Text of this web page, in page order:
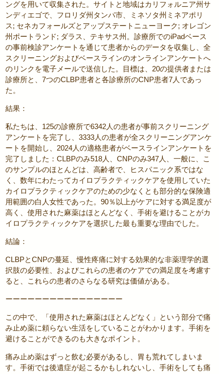
ングを用いて収集された。サイトと地域はカリフォルニア州サ
ンディエゴで、フロリダ州タンパ市、ミネソタ州ミネアポリ
ス; セネカフォールズとアップステートニューヨーク; オレゴン
州ポートランド; ダラス、テキサス州。診療所でのiPadベース
の事前検診アンケートを通じて患者からのデータを収集し、全
スクリーニングおよびベースラインのオンラインアンケートへ
のリンクを電子メールで送信した。目標は、20の提供者または
診療所と、7つのCLBP患者と各診療所のCNP患者7人であっ
た。
結果：
私たちは、125の診療所で6342人の患者が事前スクリーニング
アンケートを完了し、3333人の患者が全スクリーニングアンケ
ートを開始し、2024人の適格患者がベースラインアンケートを
完了しました：CLBPのみ518人、CNPのみ347人、一般に、こ
のサンプルのほとんどは、高齢者で、ヒスパニック系ではな
く、数年にわたって カイロプラクティックケアを使用していた
カイロプラクティックケアのための少なくとも部分的な保険適
用範囲の白人女性であった。90％以上がケアに対する満足度が
高く、使用された麻薬はほとんどなく、手術を避けることがカ
イロプラクティックケアを選択した最も重要な理由でした。
結論：
CLBPとCNPの蔓延、慢性疼痛に対する効果的な非薬理学的選
択肢の必要性、およびこれらの患者のケアでの満足度を考慮す
ると、これらの患者のさらなる研究は価値がある。
ーーーーーーーーーーーーーーーー
この中で、「使用された麻薬はほとんどなく」という部分で痛
み止め薬に頼らない生活をしていることがわかります。手術を
避けることができるのも大きなポイント。
痛み止め薬はずっと飲む必要があるし、胃も荒れてしまいま
す。手術では後遺症が起こるかもしれないし、手術をしても痛